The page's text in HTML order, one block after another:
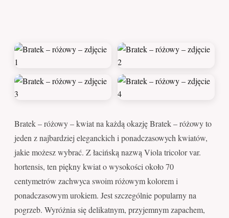
Bratek – różowy – kwiat na każdą okazję Bratek – różowy to
jeden z najbardziej eleganckich i ponadczasowych kwiatów,
jakie możesz wybrać. Z łacińską nazwą Viola tricolor var.
hortensis, ten piękny kwiat o wysokości około 70
centymetrów zachwyca swoim różowym kolorem i
ponadczasowym urokiem. Jest szczególnie popularny na
pogrzeb. Wyróżnia się delikatnym, przyjemnym zapachem,